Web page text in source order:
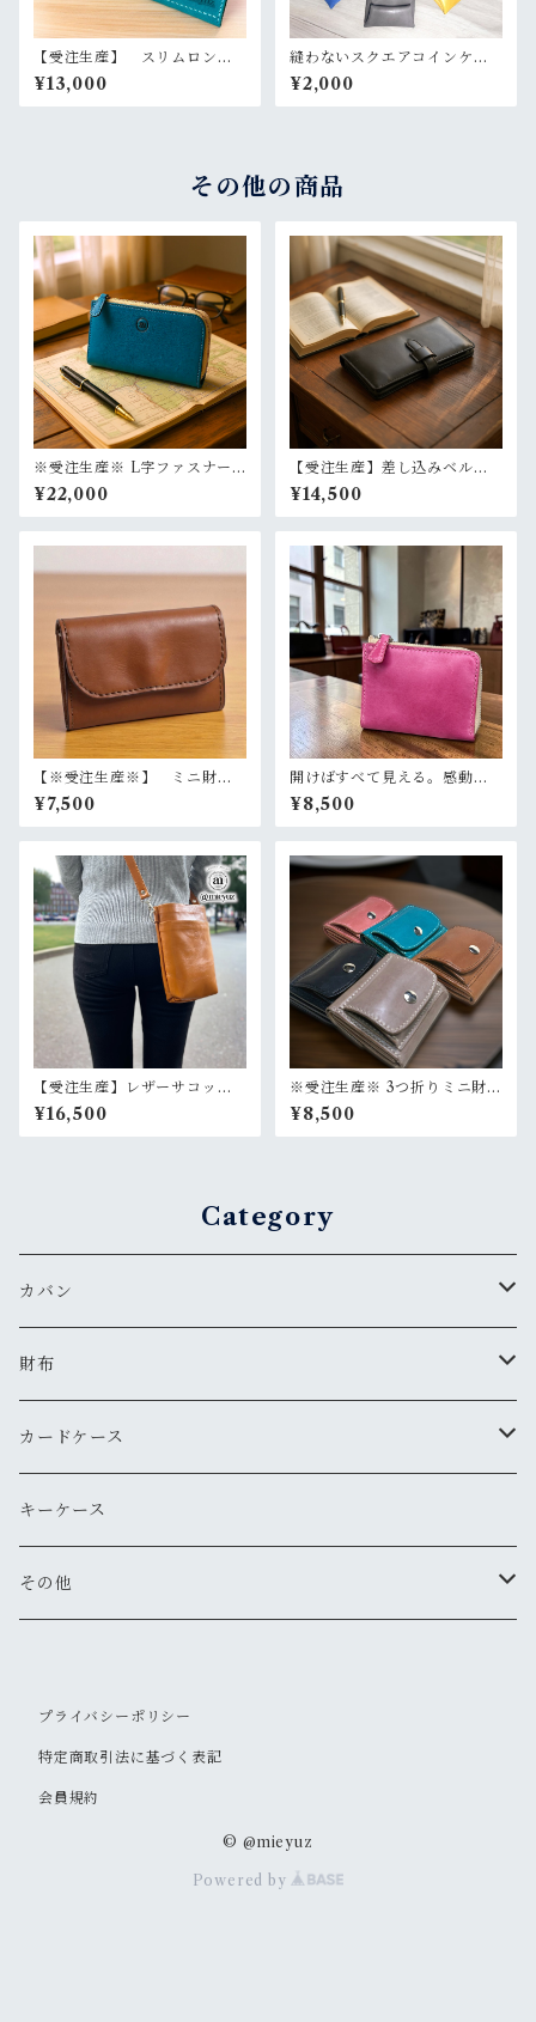
【受注生産】 スリムロング
ウォレット 長財布 たつの
レザー
¥13,000
縫わないスクエアコインケー
ス たつのレザー 国産レザ
ー 選べるカラー 本革
¥2,000
その他の商品
※受注生産※ L字ファスナー
ロングウォレット
¥22,000
【受注生産】差し込みベルト
長財布 たつのレザー ロン
グウォレット スリムな長財
布 本革 選べるカラー イ
¥14,500
【※受注生産※】 ミニ財
布 お札を折らずに収納 た
つのレザー 本革 コンパク
ト財布 選べるカラー
¥7,500
開けばすべて見える。感動の
ワンアクション財布 L字ファ
スナーハーフウォレット
¥8,500
【受注生産】レザーサコッシ
ュ【マチあり】 たつのレザ
ー 本革 選べるカラー 斜
め掛け ショルダーバッグ
¥16,500
※受注生産※ 3つ折りミニ財
布 小さい財布 たつのレザ
ー 選べるカラー 選べるス
テッチカラー
¥8,500
Category
カバン
サコッシュ
お財布ポーチ
トートバッグ
ショルダーバッグ
財布
コインケース
ミニ財布
長財布
カードケース
名刺入れ
キーケース
その他
プライバシーポリシー
特定商取引法に基づく表記
会員規約
© @mieyuz
Powered by